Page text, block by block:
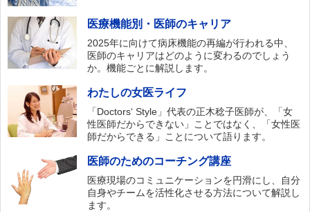
医療機能別・医師のキャリア
2025年に向けて病床機能の再編が行われる中、
医師のキャリアはどのように変わるのでしょう
か。機能ごとに解説します。
わたしの女医ライフ
「Doctors‘ Style」代表の正木稔子医師が、「女
性医師だからできない」ことではなく、「女性医
師だからできる」ことについて語ります。
医師のためのコーチング講座
医療現場のコミュニケーションを円滑にし、自分
自身やチームを活性化させる方法について解説し
ます。